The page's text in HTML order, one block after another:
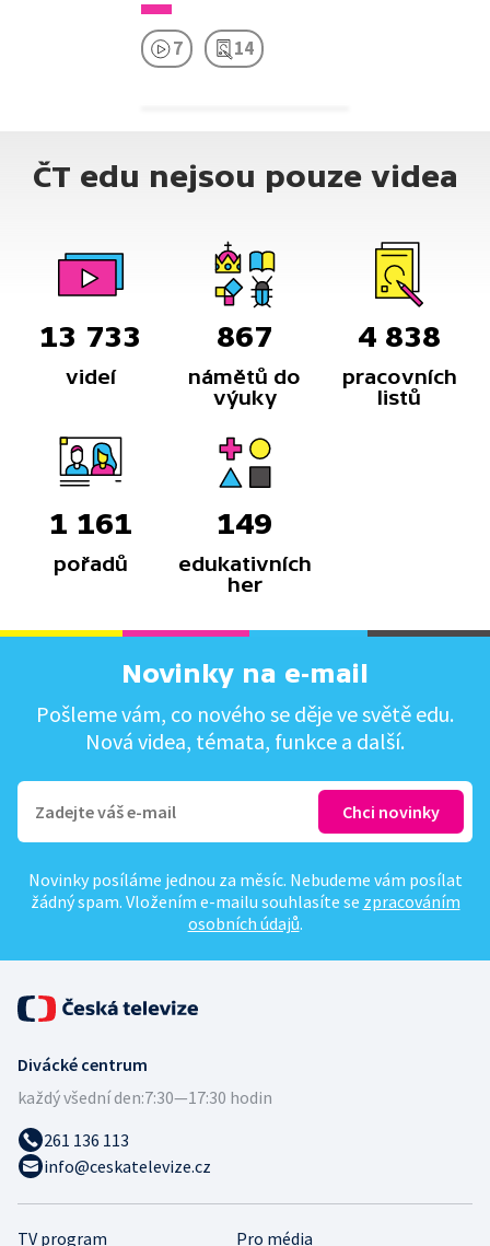
7 14
ČT edu nejsou pouze videa
13 733
videí
867
námětů do
výuky
4 838
pracovních
listů
1 161
pořadů
149
edukativních
her
Novinky na e-mail
Pošleme vám, co nového se děje ve světě edu.
Nová videa, témata, funkce a další.
Novinky posíláme jednou za měsíc. Nebudeme vám posílat
žádný spam. Vložením e-mailu souhlasíte se zpracováním
osobních údajů.